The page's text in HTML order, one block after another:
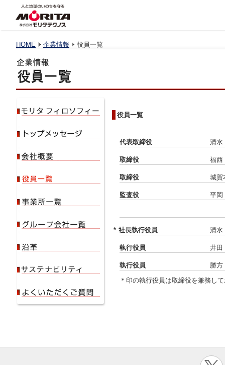
HOME 企業情報 役員一覧
役員一覧
代表取締役 清
取締役 福
取締役 城
監査役 平
* 社長執行役員 清
執行役員 井
執行役員
勝
＊印の執行役員は取締役を兼務し